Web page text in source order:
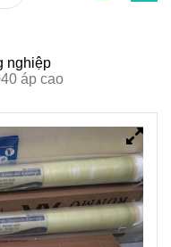
nghiệp
áp cao